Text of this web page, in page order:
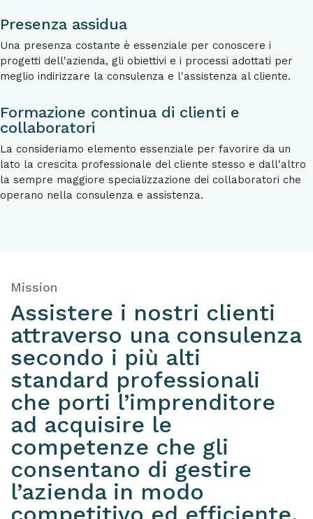
Presenza assidua
Una presenza costante è essenziale per conoscere i
progetti dell'azienda, gli obiettivi e i processi adottati per
meglio indirizzare la consulenza e l'assistenza al cliente.
Formazione continua di clienti e
collaboratori
La consideriamo elemento essenziale per favorire da un
lato la crescita professionale del cliente stesso e dall'altro
la sempre maggiore specializzazione dei collaboratori che
operano nella consulenza e assistenza.
Mission
Assistere i nostri clienti
attraverso una consulenza
secondo i più alti
standard professionali
che porti l’imprenditore
ad acquisire le
competenze che gli
consentano di gestire
l’azienda in modo